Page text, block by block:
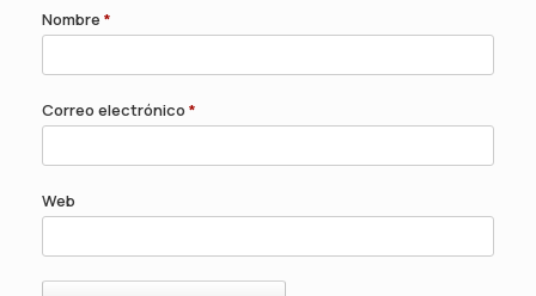
Nombre *
Correo electrónico *
Web